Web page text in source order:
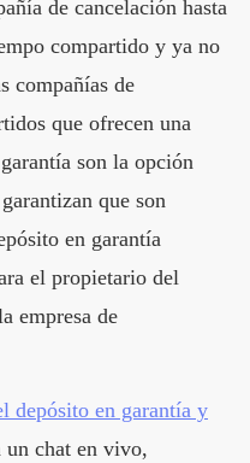
de cancelación hasta
compartido y ya no
compañías de
que ofrecen una
son la opción
que son
en garantía
el propietario del
empresa de
depósito en garantía y
chat en vivo,